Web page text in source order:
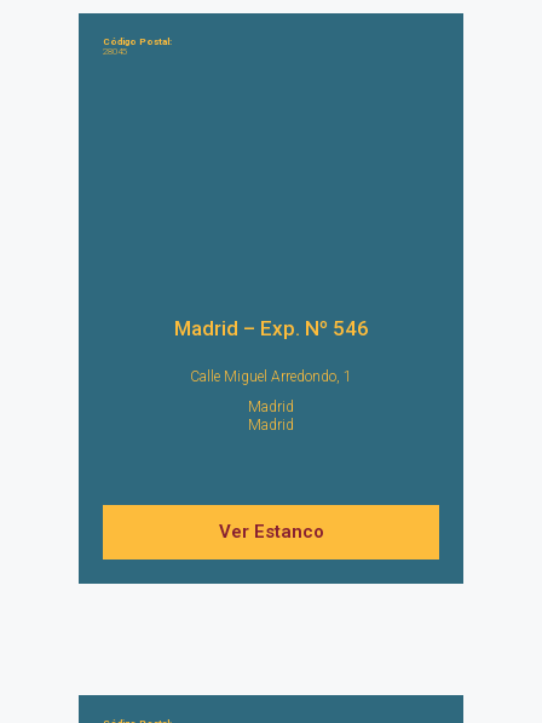
Código Postal:
28045
Madrid – Exp. Nº 546
Calle Miguel Arredondo, 1
Madrid
Madrid
Ver Estanco